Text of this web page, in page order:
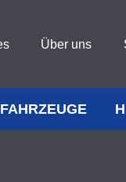
Über uns